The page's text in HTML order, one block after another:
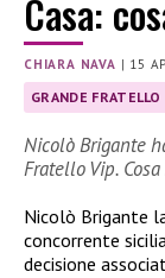
Casa:
CHIARA NAVA | 15
GRANDE FRATELLO
Nicolò Brigante
Fratello Vip.
Nicolò Brigante
concorrente
decisione